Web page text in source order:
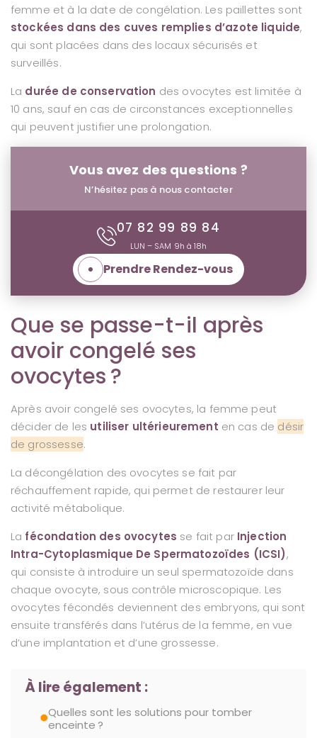
femme et à la date de congélation. Les paillettes sont
stockées dans des cuves remplies d’azote liquide,
qui sont placées dans des locaux sécurisés et
surveillés.
La durée de conservation des ovocytes est limitée à
10 ans, sauf en cas de circonstances exceptionnelles
qui peuvent justifier une prolongation.
Vous avez des questions ?
N’hésitez pas à nous contacter
07 82 99 89 84
LUN – SAM 9h à 18h
Prendre Rendez-vous
Que se passe-t-il après
avoir congelé ses
ovocytes ?
Après avoir congelé ses ovocytes, la femme peut
décider de les utiliser ultérieurement en cas de désir
de grossesse.
La décongélation des ovocytes se fait par
réchauffement rapide, qui permet de restaurer leur
activité métabolique.
La fécondation des ovocytes se fait par Injection
Intra-Cytoplasmique De Spermatozoïdes (ICSI),
qui consiste à introduire un seul spermatozoïde dans
chaque ovocyte, sous contrôle microscopique. Les
ovocytes fécondés deviennent des embryons, qui sont
ensuite transférés dans l’utérus de la femme, en vue
d’une implantation et d’une grossesse.
À lire également :
Quelles sont les solutions pour tomber
enceinte ?